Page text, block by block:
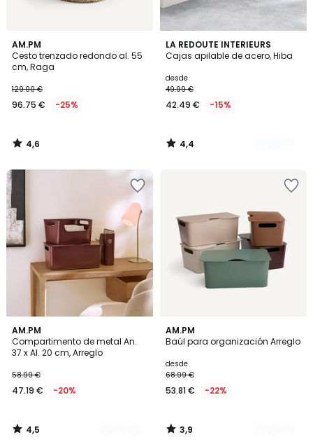
AM.PM
Cesto trenzado redondo al. 55
cm, Raga
129.00 €
96.75 € -25%
4,6
/ 5
4,6
/
LA REDOUTE INTERIEURS
Cajas apilable de acero, Hiba
desde
49.99 €
42.49 € -15%
4,4
/ 5
5
Colores
4,4
/
AM.PM
Compartimento de metal An.
37 x Al. 20 cm, Arreglo
58.99 €
47.19 € -20%
4,5
/ 5
4
Colores
4,5
/
AM.PM
Baúl para organización Arreglo
desde
68.99 €
53.81 € -22%
3,9
/ 5
5
Colores
3,9
/